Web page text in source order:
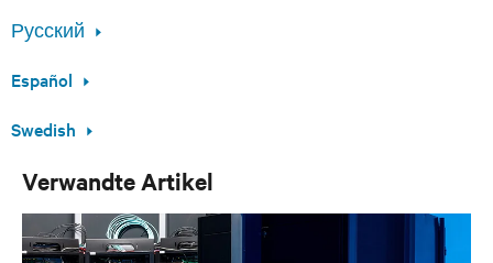
Русский
Español
Swedish
Verwandte Artikel